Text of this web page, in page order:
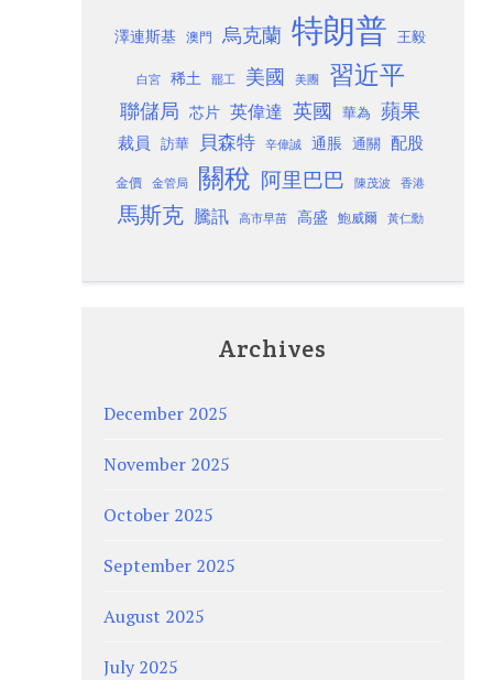
澤連斯基 澳門 烏克蘭 特朗普 王毅
白宮 稀土 罷工 美國 美團 習近平
聯儲局 芯片 英偉達 英國 華為 蘋果
裁員 訪華 貝森特 辛偉誠 通脹 通關 配股
金價 金管局 關稅 阿里巴巴 陳茂波 香港
馬斯克 騰訊 高市早苗 高盛 鮑威爾 黃仁勳
Archives
December 2025
November 2025
October 2025
September 2025
August 2025
July 2025